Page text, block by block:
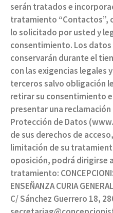
serán tratados e
tratamiento “Contactos”,
lo solicitado por usted y
consentimiento. Los
conservarán durante el
con las exigencias legales
terceros salvo obligación
retirar su consentimiento
presentar una
Protección de Datos
de sus derechos de
limitación de su
oposición, podrá dirigirse
tratamiento:
ENSEÑANZA CURIA
C/ Sánchez Guerrero 18,